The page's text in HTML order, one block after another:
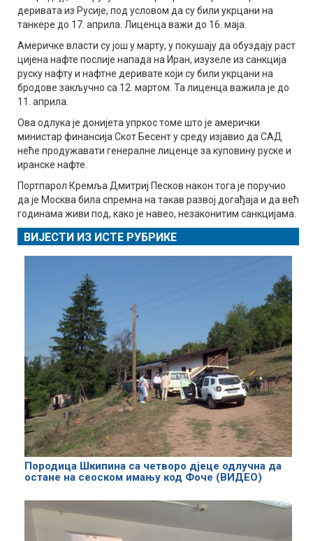
деривата из Русије, под условом да су били укрцани на
танкере до 17. априла. Лиценца важи до 16. маја.
Америчке власти су још у марту, у покушају да обуздају раст
цијена нафте послије напада на Иран, изузеле из санкција
руску нафту и нафтне деривате који су били укрцани на
бродове закључно са 12. мартом. Та лиценца важила је до
11. априла.
Ова одлука је донијета упркос томе што је амерички
министар финансија Скот Бесент у среду изјавио да САД
неће продужавати генералне лиценце за куповину руске и
иранске нафте.
Портпарол Кремља Дмитриј Песков након тога је поручио
да је Москва била спремна на такав развој догађаја и да већ
годинама живи под, како је навео, незаконитим санкцијама.
ВИЈЕСТИ ИЗ ИСТЕ РУБРИКЕ
Породица Шкипина са четворо дјеце одлучна да
остане на сеоском имању код Фоче (ВИДЕО)